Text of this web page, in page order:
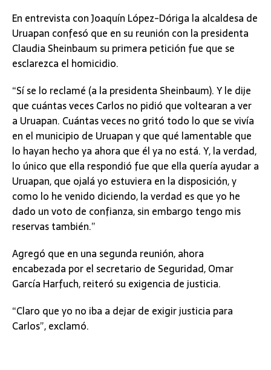
En entrevista con Joaquín López-Dóriga la alcaldesa de
Uruapan confesó que en su reunión con la presidenta
Claudia Sheinbaum su primera petición fue que se
esclarezca el homicidio.
“Sí se lo reclamé (a la presidenta Sheinbaum). Y le dije
que cuántas veces Carlos no pidió que voltearan a ver
a Uruapan. Cuántas veces no gritó todo lo que se vivía
en el municipio de Uruapan y que qué lamentable que
lo hayan hecho ya ahora que él ya no está. Y, la verdad,
lo único que ella respondió fue que ella quería ayudar a
Uruapan, que ojalá yo estuviera en la disposición, y
como lo he venido diciendo, la verdad es que yo he
dado un voto de confianza, sin embargo tengo mis
reservas también.”
Agregó que en una segunda reunión, ahora
encabezada por el secretario de Seguridad, Omar
García Harfuch, reiteró su exigencia de justicia.
“Claro que yo no iba a dejar de exigir justicia para
Carlos”, exclamó.